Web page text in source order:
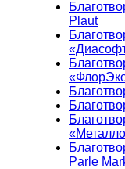
Plaut
Parle